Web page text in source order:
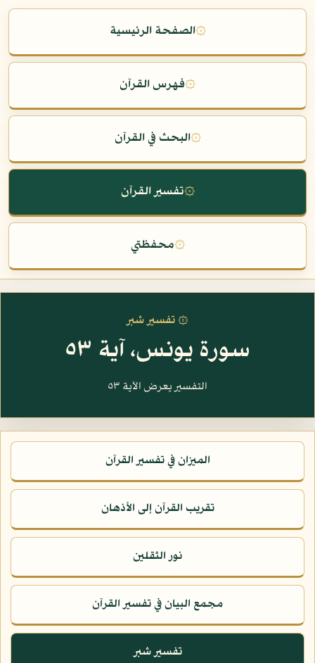
۞الصفحة الرئيسية
۞فهرس القرآن
۞البحث في القرآن
۞تفسير القرآن
۞محفظتي
۞ تفسير شبر
سورة يونس، آية ٥٣
التفسير يعرض الآية ٥٣
الميزان في تفسير القرآن
تقريب القرآن إلى الأذهان
نور الثقلين
مجمع البيان في تفسير القرآن
تفسير شبر